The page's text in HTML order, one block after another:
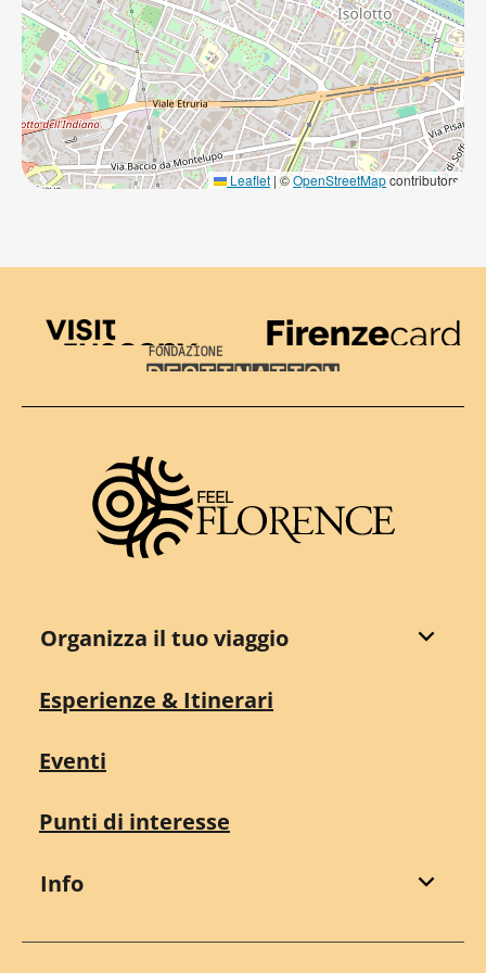
Leaflet |©OpenStreetMapcontributors
Visit Tuscany
Firenze Card
Destination Florence
Organizza il tuo viaggio
Esperienze & Itinerari
Eventi
Punti di interesse
Info